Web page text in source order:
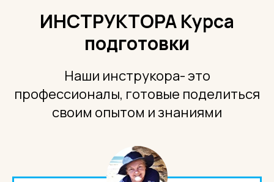
ИНСТРУКТОРА Курса
подготовки
Наши инструкора- это
профессионалы, готовые поделиться
своим опытом и знаниями